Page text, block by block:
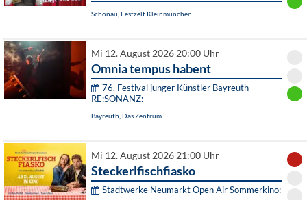
Schönau, Festzelt Kleinmünchen
Mi 12. August 2026 20:00 Uhr
Omnia tempus habent
76. Festival junger Künstler Bayreuth -
RE:SONANZ:
Bayreuth, Das Zentrum
Mi 12. August 2026 21:00 Uhr
Steckerlfischfiasko
Stadtwerke Neumarkt Open Air Sommerkino: